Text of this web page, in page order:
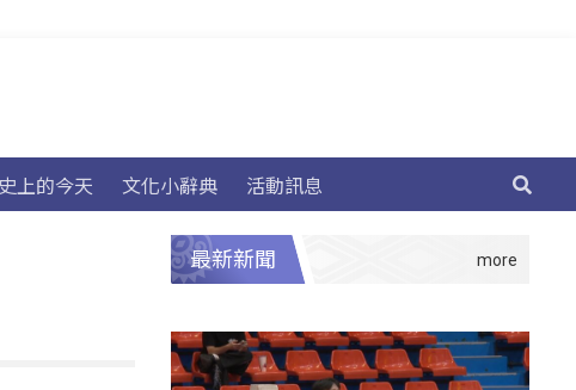
上的今天 文化小辭典 活動訊息
最新新聞